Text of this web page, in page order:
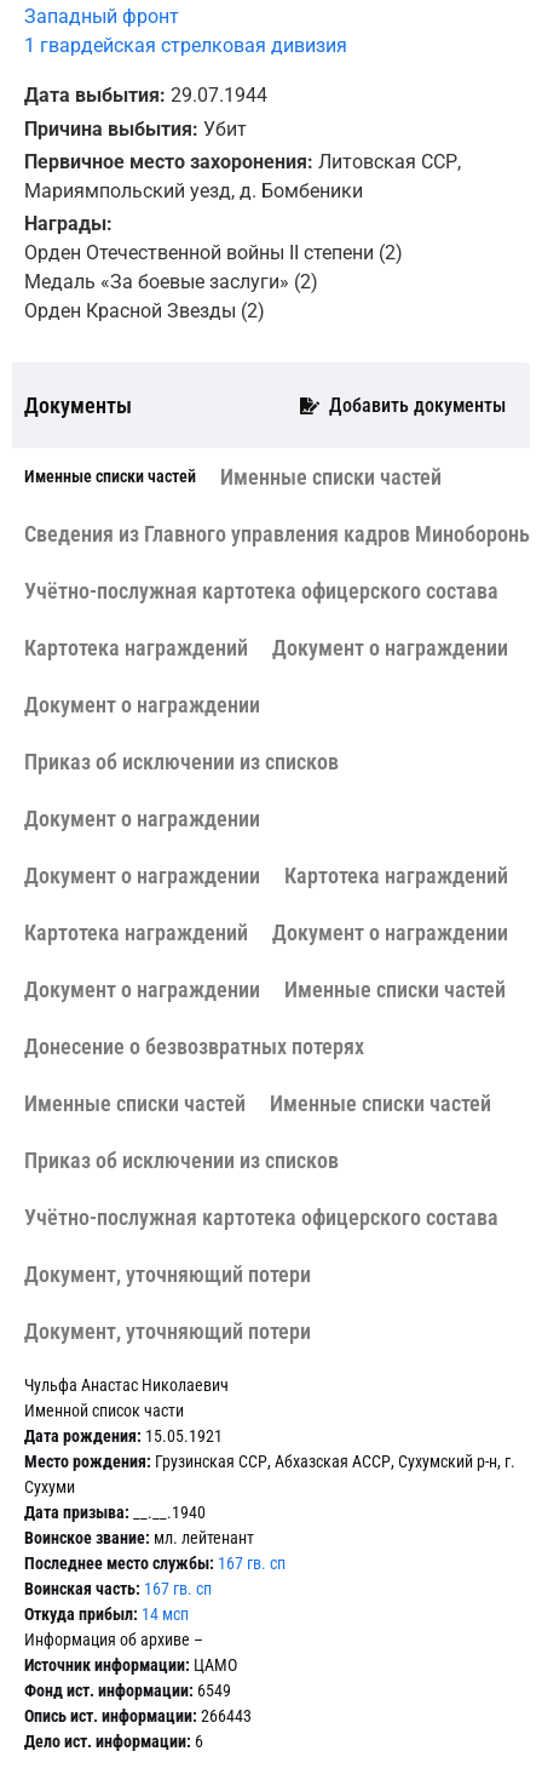
Западный фронт
1 гвардейская стрелковая дивизия
Дата выбытия: 29.07.1944
Причина выбытия: Убит
Первичное место захоронения: Литовская ССР,
Мариямпольский уезд, д. Бомбеники
Награды:
Орден Отечественной войны II степени (2)
Медаль «За боевые заслуги» (2)
Орден Красной Звезды (2)
Документы Добавить документы
Именные списки частей Именные списки частей
Сведения из Главного управления кадров Минобороны
Учётно-послужная картотека офицерского состава
Картотека награждений Документ о награждении
Документ о награждении
Приказ об исключении из списков
Документ о награждении
Документ о награждении Картотека награждений
Картотека награждений Документ о награждении
Документ о награждении Именные списки частей
Донесение о безвозвратных потерях
Именные списки частей Именные списки частей
Приказ об исключении из списков
Учётно-послужная картотека офицерского состава
Документ, уточняющий потери
Документ, уточняющий потери
Чульфа Анастас Николаевич
Именной список части
Дата рождения: 15.05.1921
Место рождения: Грузинская ССР, Абхазская АССР, Сухумский р-н, г.
Сухуми
Дата призыва: __.__.1940
Воинское звание: мл. лейтенант
Последнее место службы: 167 гв. сп
Воинская часть: 167 гв. сп
Откуда прибыл: 14 мсп
Информация об архиве –
Источник информации: ЦАМО
Фонд ист. информации: 6549
Опись ист. информации: 266443
Дело ист. информации: 6